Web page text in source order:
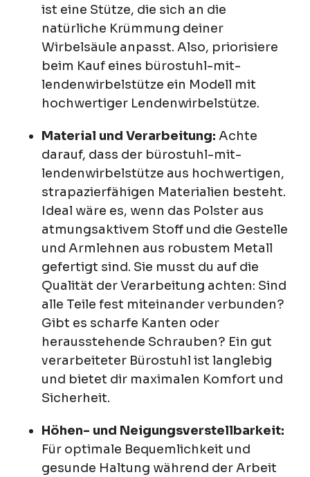
ist eine Stütze, die sich an die
natürliche Krümmung deiner
Wirbelsäule anpasst. Also, priorisiere
beim Kauf eines bürostuhl-mit-
lendenwirbelstütze ein Modell mit
hochwertiger Lendenwirbelstütze.
Material und Verarbeitung: Achte
darauf, dass der bürostuhl-mit-
lendenwirbelstütze aus hochwertigen,
strapazierfähigen Materialien besteht.
Ideal wäre es, wenn das Polster aus
atmungsaktivem Stoff und die Gestelle
und Armlehnen aus robustem Metall
gefertigt sind. Sie musst du auf die
Qualität der Verarbeitung achten: Sind
alle Teile fest miteinander verbunden?
Gibt es scharfe Kanten oder
herausstehende Schrauben? Ein gut
verarbeiteter Bürostuhl ist langlebig
und bietet dir maximalen Komfort und
Sicherheit.
Höhen- und Neigungsverstellbarkeit:
Für optimale Bequemlichkeit und
gesunde Haltung während der Arbeit